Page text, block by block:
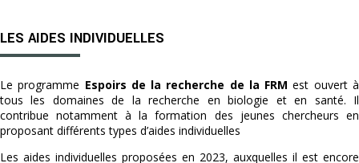
LES AIDES INDIVIDUELLES
Le programme Espoirs de la recherche de la FRM est ouvert à
tous les domaines de la recherche en biologie et en santé. Il
contribue notamment à la formation des jeunes chercheurs en
proposant différents types d’aides individuelles
Les aides individuelles proposées en 2023, auxquelles il est encore